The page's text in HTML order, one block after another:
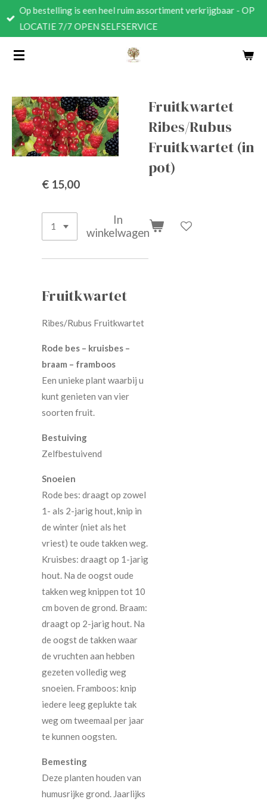
Ga
direct
de
Op bestelling is een heel ruim assortiment verkrijgbaar - OP
LOCATIE 7/7 OPEN SELFSERVICE
Fruitkwartet
Ribes/Rubus
Fruitkwartet (in
pot)
€ 15,00
In
winkelwagen
Fruitkwartet
Ribes/Rubus Fruitkwartet
Rode bes – kruisbes –
braam – framboos
Een unieke plant waarbij u
kunt genieten van vier
soorten fruit.
Bestuiving
Zelfbestuivend
Snoeien
Rode bes: draagt op zowel
1- als 2-jarig hout, knip in
de winter (niet als het
vriest) te oude takken weg.
Kruisbes: draagt op 1-jarig
hout. Na de oogst oude
takken weg knippen tot 10
cm boven de grond. Braam:
draagt op 2-jarig hout. Na
de oogst de takken waar
de vruchten aan hebben
gezeten volledig weg
snoeien. Framboos: knip
iedere leeg geplukte tak
weg om tweemaal per jaar
te kunnen oogsten.
Bemesting
Deze planten houden van
humusrijke grond. Jaarlijks